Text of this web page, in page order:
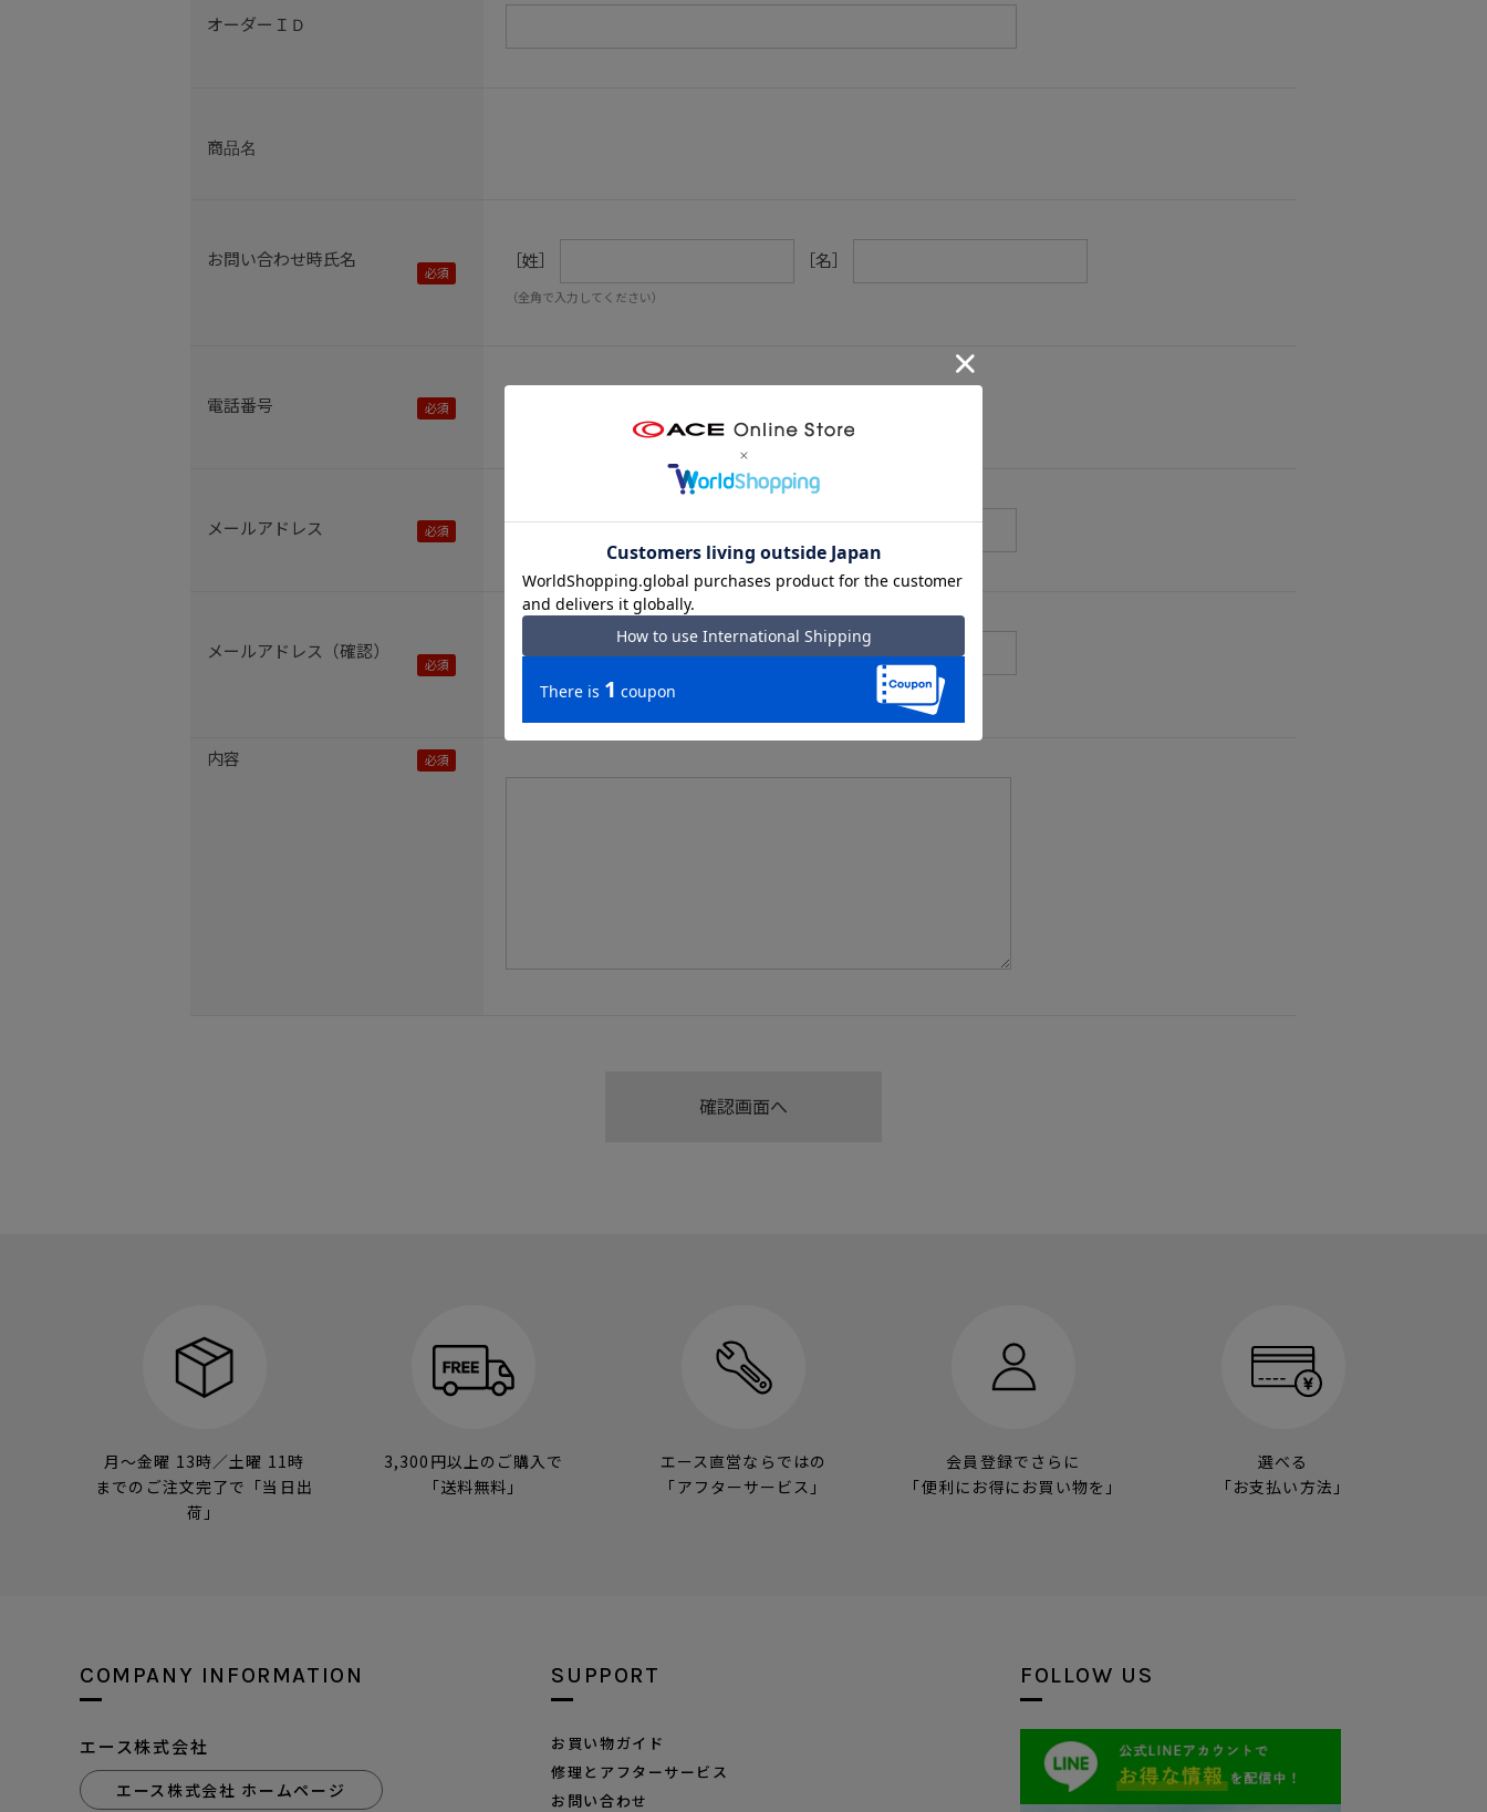
オーダーＩＤ
商品名
お問い合わせ時氏名 ［姓］ ［名］
（全角で入力してください）
電話番号
メールアドレス
メールアドレス（確認）
（メールアドレス確認のため再度入力をお願いします)
内容
月～金曜 13時／土曜 11時
までのご注文完了で「当日出
荷」
3,300円以上のご購入で
「送料無料」
エース直営ならではの
「アフターサービス」
会員登録でさらに
「便利にお得にお買い物を」
選べる
「お支払い方法」
COMPANY INFORMATION
エース株式会社
エース株式会社 ホームページ
SUPPORT
お買い物ガイド
修理とアフターサービス
お問い合わせ
FOLLOW US